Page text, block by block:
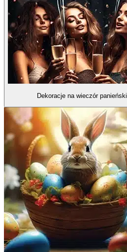
Dekoracje na wieczór panieński